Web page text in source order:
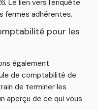
Le lien vers l'enquête
fermes adhérentes.
pour les
également
de comptabilité de
de terminer les
aperçu de ce qui vous